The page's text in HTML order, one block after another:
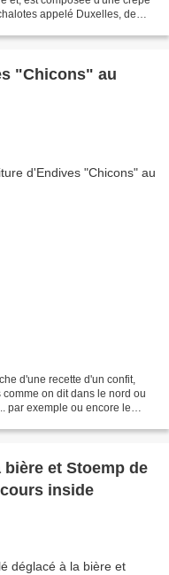
appelé Duxelles, de
"Chicons" au
d'une recette d'un confit,
on dit dans le nord ou
par exemple ou encore le
bière et Stoemp de
inside